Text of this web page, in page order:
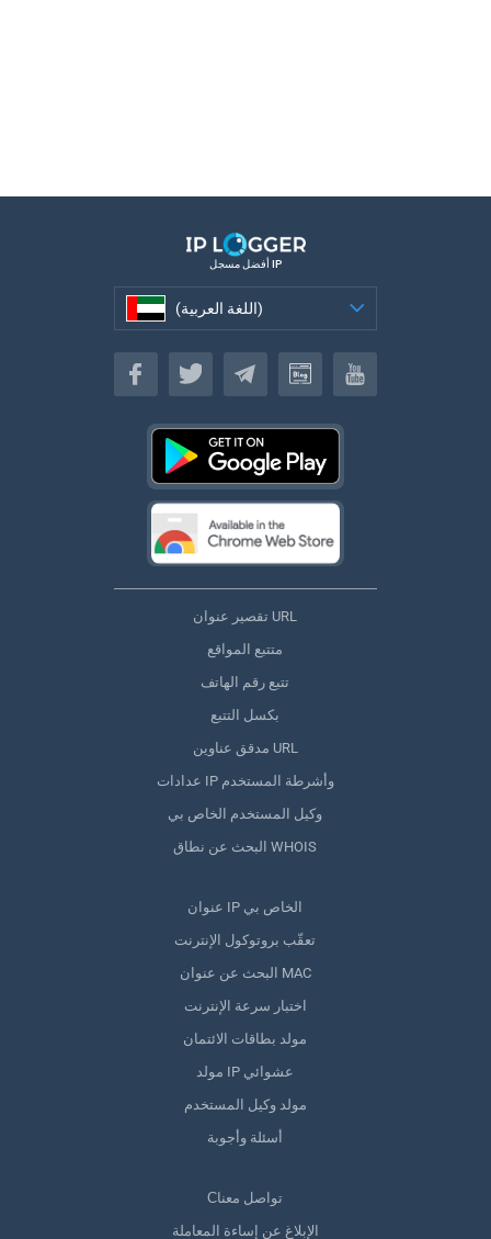
أفضل مسجل IP
(اللغة العربية)
(اللغة العربية)
تقصير عنوان URL
متتبع المواقع
تتبع رقم الهاتف
بكسل التتبع
مدقق عناوين URL
عدادات IP وأشرطة المستخدم
وكيل المستخدم الخاص بي
البحث عن نطاق WHOIS
عنوان IP الخاص بي
تعقّب بروتوكول الإنترنت
البحث عن عنوان MAC
اختبار سرعة الإنترنت
مولد بطاقات الائتمان
مولد IP عشوائي
مولد وكيل المستخدم
أسئلة وأجوبة
Сتواصل معنا
الإبلاغ عن إساءة المعاملة